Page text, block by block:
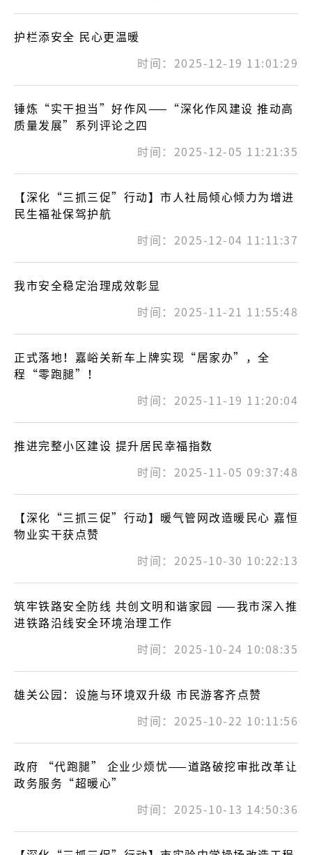
护栏添安全 民心更温暖
时间：2025-12-19 11:01:29
锤炼“实干担当”好作风——“深化作风建设 推动高
质量发展”系列评论之四
时间：2025-12-05 11:21:35
【深化“三抓三促”行动】市人社局倾心倾力为增进
民生福祉保驾护航
时间：2025-12-04 11:11:37
我市安全稳定治理成效彰显
时间：2025-11-21 11:55:48
正式落地！嘉峪关新车上牌实现“居家办”，全
程“零跑腿”！
时间：2025-11-19 11:20:04
推进完整小区建设 提升居民幸福指数
时间：2025-11-05 09:37:48
【深化“三抓三促”行动】暖气管网改造暖民心 嘉恒
物业实干获点赞
时间：2025-10-30 10:22:13
筑牢铁路安全防线 共创文明和谐家园 ——我市深入推
进铁路沿线安全环境治理工作
时间：2025-10-24 10:08:35
雄关公园：设施与环境双升级 市民游客齐点赞
时间：2025-10-22 10:11:56
政府 “代跑腿” 企业少烦忧——道路破挖审批改革让
政务服务“超暖心”
时间：2025-10-13 14:50:36